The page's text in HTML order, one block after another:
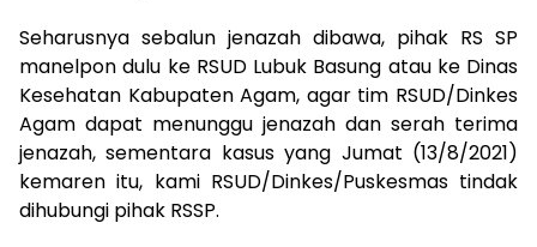
Seharusnya sebalun jenazah dibawa, pihak RS SP
manelpon dulu ke RSUD Lubuk Basung atau ke Dinas
Kesehatan Kabupaten Agam, agar tim RSUD/Dinkes
Agam dapat menunggu jenazah dan serah terima
jenazah, sementara kasus yang Jumat (13/8/2021)
kemaren itu, kami RSUD/Dinkes/Puskesmas tindak
dihubungi pihak RSSP.